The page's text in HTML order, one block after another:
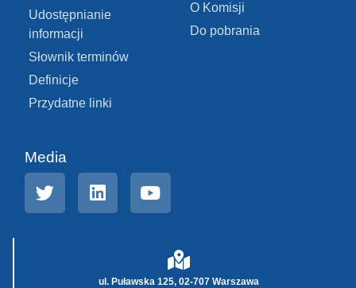
Udostępnianie
informacji
Słownik terminów
Definicje
Przydatne linki
O Komisji
Do pobrania
Media
ul. Puławska 125, 02-707 Warszawa